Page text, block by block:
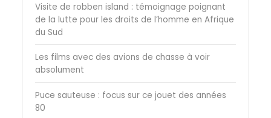
Visite de robben island : témoignage poignant
de la lutte pour les droits de l’homme en Afrique
du Sud
Les films avec des avions de chasse à voir
absolument
Puce sauteuse : focus sur ce jouet des années
80